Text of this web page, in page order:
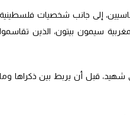
إلى جانب شخصيات فلسطينية
سيمون بيتون، الذين تقاسموا
شهيد، قبل أن يربط بين ذكراها وما